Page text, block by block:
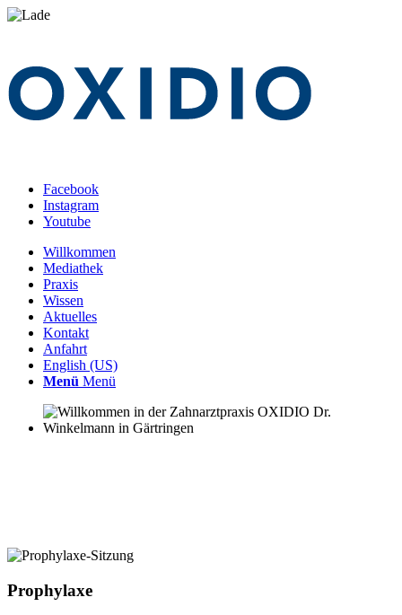
Facebook
Instagram
Youtube
Willkommen
Mediathek
Praxis
Wissen
Aktuelles
Kontakt
Anfahrt
English (US)
Menü Menü
Prophylaxe